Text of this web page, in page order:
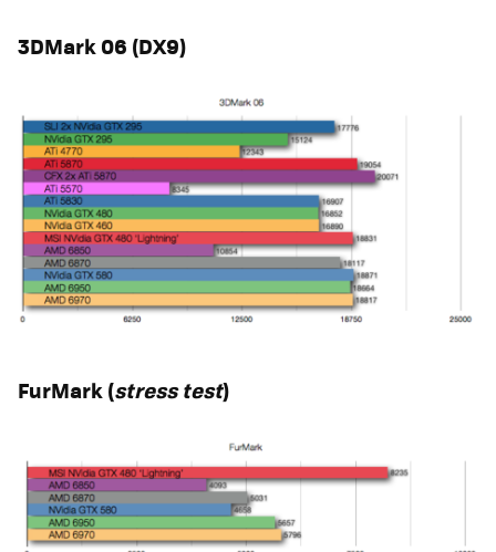
3DMark 06 (DX9)
FurMark (stress test)